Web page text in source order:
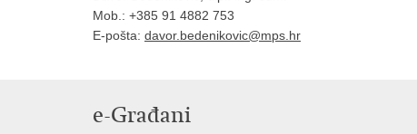
Mob.: +385 91 4882 753
E-pošta: davor.bedenikovic@mps.hr
e-Građani